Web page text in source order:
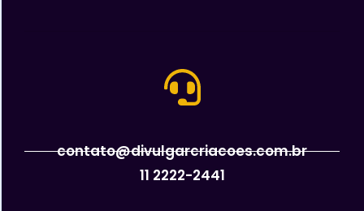
contato@divulgarcriacoes.com.br
11 2222-2441